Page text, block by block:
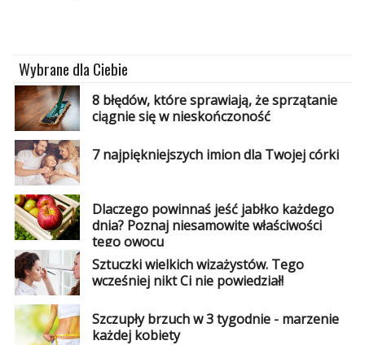
Wybrane dla Ciebie
8 błędów, które sprawiają, że sprzątanie
ciągnie się w nieskończoność
7 najpiękniejszych imion dla Twojej córki
Dlaczego powinnaś jeść jabłko każdego
dnia? Poznaj niesamowite właściwości
tego owocu
Sztuczki wielkich wizażystów. Tego
wcześniej nikt Ci nie powiedział!
Szczupły brzuch w 3 tygodnie - marzenie
każdej kobiety